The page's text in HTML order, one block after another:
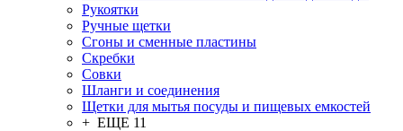
Рукоятки
Ручные щетки
Сгоны и сменные пластины
Скребки
Совки
Шланги и соединения
Щетки для мытья посуды и пищевых емкостей
+ ЕЩЕ 11